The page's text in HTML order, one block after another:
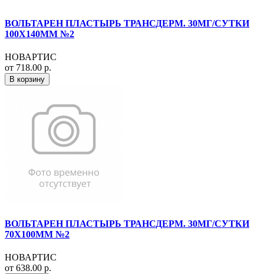
ВОЛЬТАРЕН ПЛАСТЫРЬ ТРАНСДЕРМ. 30МГ/СУТКИ
100Х140ММ №2
НОВАРТИС
от 718.00 р.
В корзину
ВОЛЬТАРЕН ПЛАСТЫРЬ ТРАНСДЕРМ. 30МГ/СУТКИ
70Х100ММ №2
НОВАРТИС
от 638.00 р.